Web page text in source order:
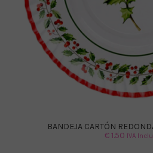
BANDEJA CARTÓN
€1.50 IVA